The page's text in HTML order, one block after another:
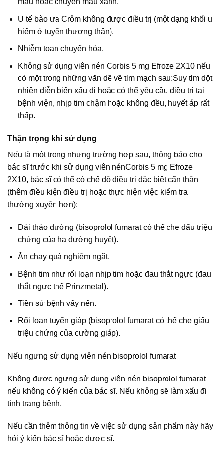
màu hoặc chuyển màu xanh.
U tế bào ưa Crôm không được điều trị (một dạng khối u
hiếm ở tuyến thượng thận).
Nhiễm toan chuyển hóa.
Không sử dụng viên nén Corbis 5 mg Efroze 2X10 nếu
có một trong những vấn đề về tim mạch sau:Suy tim đột
nhiên diễn biến xấu đi hoặc có thể yêu cầu điều trị tại
bệnh viện, nhịp tim chậm hoặc không đều, huyết áp rất
thấp.
Thận trọng khi sử dụng
Nếu là một trong những trường hợp sau, thông báo cho
bác sĩ trước khi sử dụng viên nénCorbis 5 mg Efroze
2X10, bác sĩ có thể có chế độ điều trị đặc biệt cẩn thận
(thêm điều kiện điều trị hoặc thực hiện việc kiểm tra
thường xuyên hơn):
Đái tháo đường (bisoprolol fumarat có thể che dấu triệu
chứng của hạ đường huyết).
Ăn chay quá nghiêm ngặt.
Bệnh tim như rối loạn nhịp tim hoặc đau thắt ngực (đau
thắt ngực thể Prinzmetal).
Tiền sử bệnh vẩy nến.
Rối loạn tuyến giáp (bisoprolol fumarat có thể che giấu
triệu chứng của cường giáp).
Nếu ngưng sử dụng viên nén bisoprolol fumarat
Không được ngưng sử dụng viên nén bisoprolol fumarat
nếu không có ý kiến của bác sĩ. Nếu không sẽ làm xấu đi
tình trạng bệnh.
Nếu cần thêm thông tin về việc sử dụng sản phẩm này hãy
hỏi ý kiến bác sĩ hoặc dược sĩ.